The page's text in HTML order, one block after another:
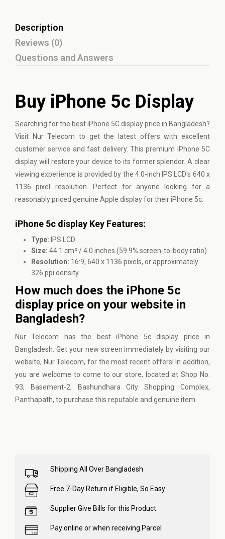
Description
Reviews (0)
Questions and Answers
Buy iPhone 5c Display
Searching for the bestiPhone 5C display price in Bangladesh?
Visit Nur Telecom to get the latest offers with excellent
customer service and fast delivery. This premium iPhone 5C
display will restore your device to its former splendor. A clear
viewing experience is provided by the 4.0-inch IPS LCD's 640 x
1136 pixel resolution. Perfect for anyone looking for a
reasonably priced genuine Apple display for their iPhone 5c.
iPhone 5c display Key Features:
Type: IPS LCD
Size: 44.1 cm² / 4.0 inches (59.9% screen-to-body ratio)
Resolution: 16:9, 640 x 1136 pixels, or approximately
326 ppi density.
How much does the iPhone 5c
display price on your website in
Bangladesh?
Nur Telecom has the best iPhone 5c display price in
Bangladesh. Get your new screen immediately by visiting our
website, Nur Telecom, for the most recent offers! In addition,
you are welcome to come to our store, located at Shop No.
93, Basement-2, Bashundhara City Shopping Complex,
Panthapath, to purchase this reputable and genuine item.
Shipping All Over Bangladesh
Free 7-Day Return if Eligible, So Easy
Supplier Give Bills for this Product.
Pay online or when receiving Parcel